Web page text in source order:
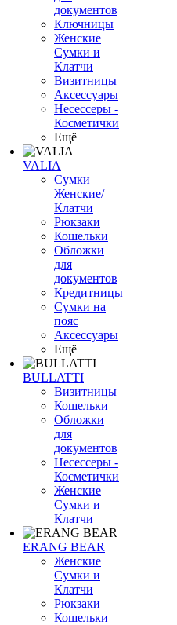
документов
Ключницы
Женские
Сумки и
Клатчи
Визитницы
Аксессуары
Несессеры -
Косметички
Ещё
VALIA
Сумки
Женские/
Клатчи
Рюкзаки
Кошельки
Обложки
для
документов
Кредитницы
Сумки на
пояс
Аксессуары
Ещё
BULLATTI
Визитницы
Кошельки
Обложки
для
документов
Несессеры -
Косметички
Женские
Сумки и
Клатчи
ERANG BEAR
Женские
Сумки и
Клатчи
Рюкзаки
Кошельки